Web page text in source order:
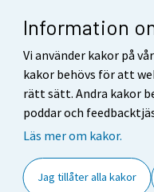
Information
Vi använder kakor på
kakor behövs för att
rätt sätt. Andra kakor
poddar och
Läs mer om kakor.
Jag tillåter alla kakor
Respons
Användarvillkor
Dataskydd
Tillgänglighet
Cookie-inställningar